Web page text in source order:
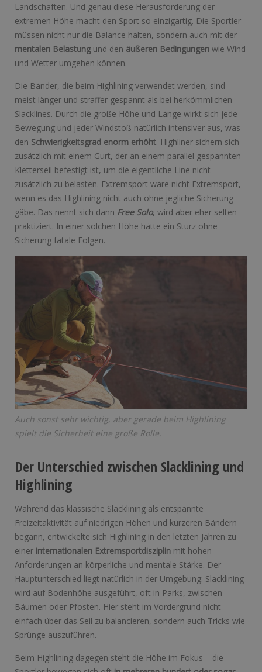
Landschaften. Und genau diese Herausforderung der
extremen Höhe macht den Sport so einzigartig. Die Sportler
müssen nicht nur die Balance halten, sondern auch mit der
mentalen Belastungund den äußeren Bedingungen wie Wind
und Wetter umgehen können.
Die Bänder, die beim Highlining verwendet werden, sind
meist länger und straffer gespannt als bei herkömmlichen
Slacklines. Durch die große Höhe und Länge wirkt sich jede
Bewegung und jeder Windstoß natürlich intensiver aus, was
den Schwierigkeitsgrad enorm erhöht. Highliner sichern sich
zusätzlich mit einem Gurt, der an einem parallel gespannten
Kletterseil befestigt ist, um die eigentliche Line nicht
zusätzlich zu belasten. Extremsport wäre nicht Extremsport,
wenn es das Highlining nicht auch ohne jegliche Sicherung
gäbe. Das nennt sich dann Free Solo, wird aber eher selten
praktiziert. In einer solchen Höhe hätte ein Sturz ohne
Sicherung fatale Folgen.
Auch sonst sehr wichtig, aber gerade beim Highlining
spielt die Sicherheit eine große Rolle.
Der Unterschied zwischen Slacklining und
Highlining
Während das klassische Slacklining als entspannte
Freizeitaktivität auf niedrigen Höhen und kürzeren Bändern
begann, entwickelte sich Highlining in den letzten Jahren zu
einer internationalen Extremsportdisziplin mit hohen
Anforderungen an körperliche und mentale Stärke. Der
Hauptunterschied liegt natürlich in der Umgebung: Slacklining
wird auf Bodenhöhe ausgeführt, oft in Parks, zwischen
Bäumen oder Pfosten. Hier steht im Vordergrund nicht
einfach über das Seil zu balancieren, sondern auch Tricks wie
Sprünge auszuführen.
Beim Highlining dagegen steht die Höhe im Fokus – die